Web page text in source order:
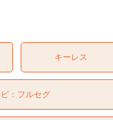
キーレス
： フルセグ